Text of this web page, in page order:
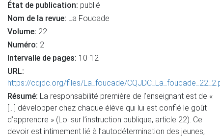
État de publication: publié
Nom de la revue: La Foucade
Volume: 22
Numéro: 2
Intervalle de pages: 10-12
URL:
https://cqjdc.org/files/La_foucade/
Résumé: La responsabilité première de l’enseignant est de «
[…] développer chez chaque élève qui lui est confié le goût
d’apprendre » (Loi sur l’instruction publique, article 22). Ce
devoir est intimement lié à l’autodétermination des jeunes,